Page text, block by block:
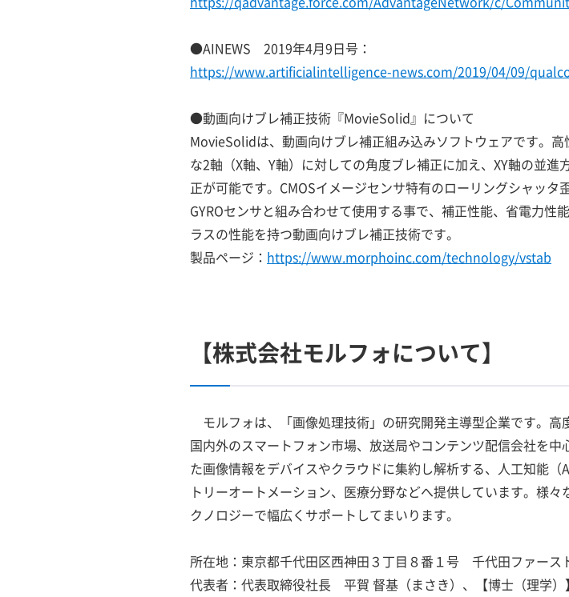
●AINEWS 2019年4月9日号：
https://www.artificialintelligence-news.com/2019/04/09/
●動画向けブレ補正技術『MovieSolid』について
MovieSolidは、動画向けブレ補正組み込みソフトウェアです。
な2軸（X軸、Y軸）に対しての角度ブレ補正に加え、XY軸の並
正が可能です。CMOSイメージセンサ特有のローリングシャッ
GYROセンサと組み合わせて使用する事で、補正性能、省電力
ラスの性能を持つ動画向けブレ補正技術です。
製品ページ： https://www.morphoinc.com/technology/vstab
【株式会社モルフォについて】
モルフォは、「画像処理技術」の研究開発主導型企業です。高
国内外のスマートフォン市場、放送局やコンテンツ配信会社を
た画像情報をデバイスやクラウドに集約し解析する、人工知能
トリーオートメーション、医療分野などへ提供しています。様
クノロジーで幅広くサポートしてまいります。
所在地：東京都千代田区西神田３丁目８番１号 千代田ファース
代表者：代表取締役社長 平賀 督基（まさき）、【博士（理学）】